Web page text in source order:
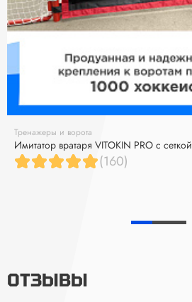
Тренажеры и ворота
Имитатор вратаря VITOKIN PRO с сеткой
(160)
ОТЗЫВЫ